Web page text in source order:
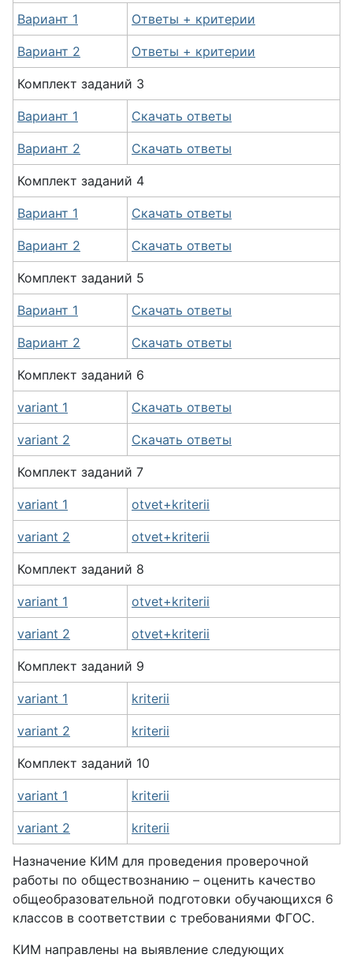
Вариант 1 Ответы + критерии
Вариант 2 Ответы + критерии
Комплект заданий 3
Вариант 1 Скачать ответы
Вариант 2 Скачать ответы
Комплект заданий 4
Вариант 1 Скачать ответы
Вариант 2 Скачать ответы
Комплект заданий 5
Вариант 1 Скачать ответы
Вариант 2 Скачать ответы
Комплект заданий 6
variant 1 Скачать ответы
variant 2 Скачать ответы
Комплект заданий 7
variant 1 otvet+kriterii
variant 2 otvet+kriterii
Комплект заданий 8
variant 1 otvet+kriterii
variant 2 otvet+kriterii
Комплект заданий 9
variant 1 kriterii
variant 2 kriterii
Комплект заданий 10
variant 1 kriterii
variant 2 kriterii
Назначение КИМ для проведения проверочной
работы по обществознанию – оценить качество
общеобразовательной подготовки обучающихся 6
классов в соответствии с требованиями ФГОС.
КИМ направлены на выявление следующих